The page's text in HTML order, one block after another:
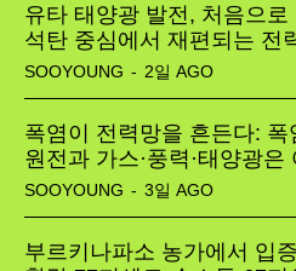
유타 태양광 발전, 처음으로
석탄 중심에서 재편되는 전
SOOYOUNG - 2일 AGO
폭염이 전력망을 흔든다:
원전과 가스·풍력·태양광
SOOYOUNG - 3일 AGO
부르키나파소 농가에서 입